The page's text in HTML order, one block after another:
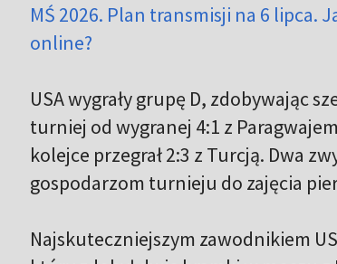
MŚ 2026. Plan transmisji na 6 lipca.
online?
USA wygrały grupę D, zdobywając
turniej od wygranej 4:1 z
kolejce przegrał 2:3 z Turcją. Dwa
gospodarzom turnieju do zajęcia
Najskuteczniejszym zawodnikiem